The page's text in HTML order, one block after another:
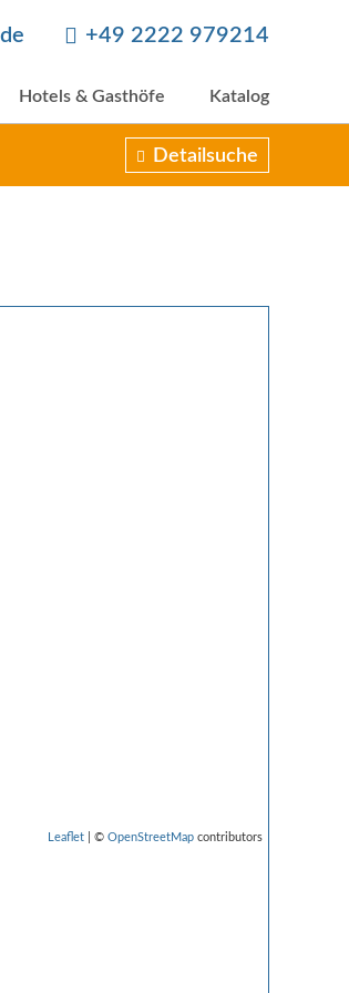
+49 2222 979214
Hotels & Gasthöfe Katalog
Detailsuche
Leaflet | © OpenStreetMap contributors